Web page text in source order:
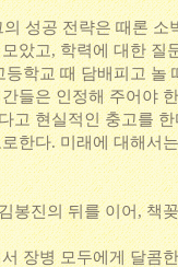
성공 전략은 때론
았고, 학력에 대한
학교 때 담배피고
들은 인정해 주어야
고 현실적인 충고를
한다. 미래에 대해서
봉진의 뒤를 이어, 책
장병 모두에게 달콤